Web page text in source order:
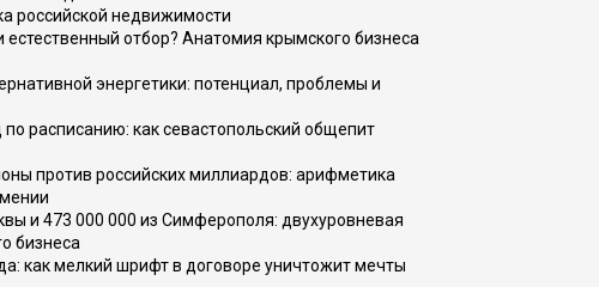
российской недвижимости
отбор? Анатомия крымского бизнеса
энергетики: потенциал, проблемы и
расписанию: как севастопольский общепит
против российских миллиардов: арифметика
и 473 000 000 из Симферополя: двухуровневая
бизнеса
как мелкий шрифт в договоре уничтожит мечты